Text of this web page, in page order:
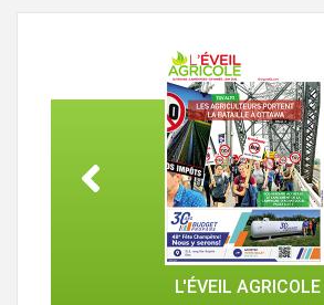
L'ÉVEIL AGRICOLE